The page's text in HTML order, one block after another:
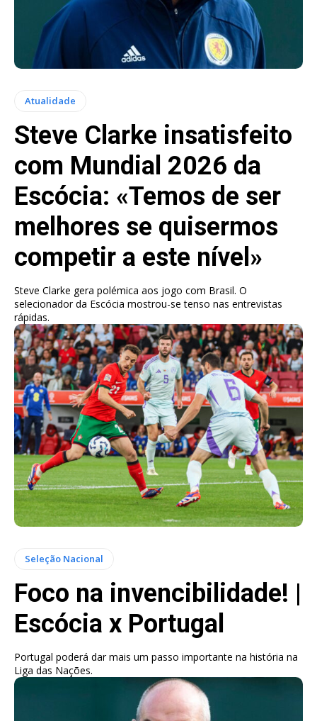
Atualidade
Steve Clarke insatisfeito
com Mundial 2026 da
Escócia: «Temos de ser
melhores se quisermos
competir a este nível»
Steve Clarke gera polémica aos jogo com Brasil. O
selecionador da Escócia mostrou-se tenso nas entrevistas
rápidas.
Seleção Nacional
Foco na invencibilidade! |
Escócia x Portugal
Portugal poderá dar mais um passo importante na história na
Liga das Nações.